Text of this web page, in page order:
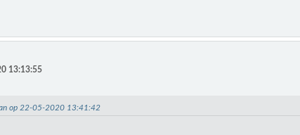
13:13:55
op 22-05-2020 13:41:42